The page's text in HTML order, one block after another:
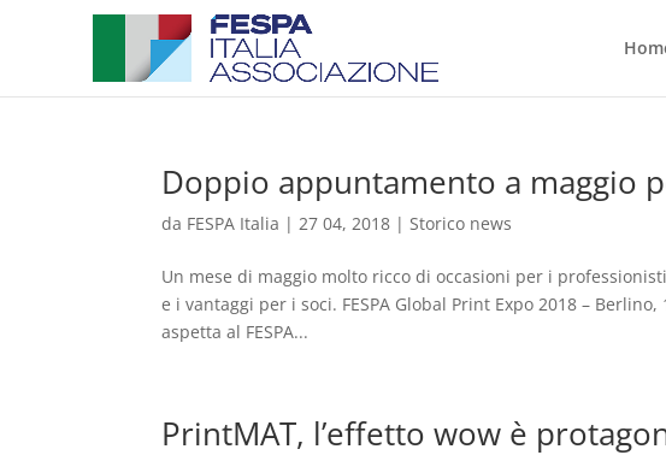
Doppio appuntamento a maggio
da FESPA Italia |27 04, 2018 |Storico news
Un mese di maggio molto ricco di occasioni per i
e i vantaggi per i soci. FESPA Global Print Expo 2018 –
aspetta al FESPA...
PrintMAT, l’effetto wow è